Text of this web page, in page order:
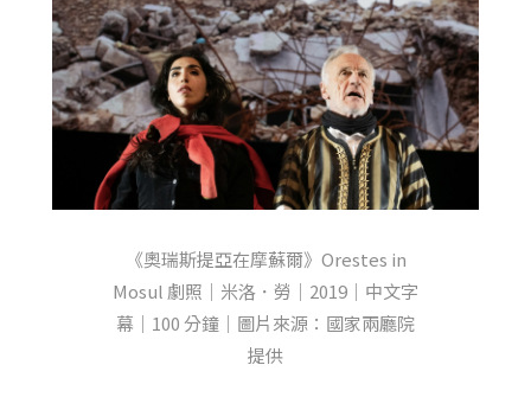
《奧瑞斯提亞在摩蘇爾》Orestes in
Mosul 劇照｜米洛．勞｜2019｜中文字
幕｜100 分鐘｜圖片來源：國家兩廳院
提供